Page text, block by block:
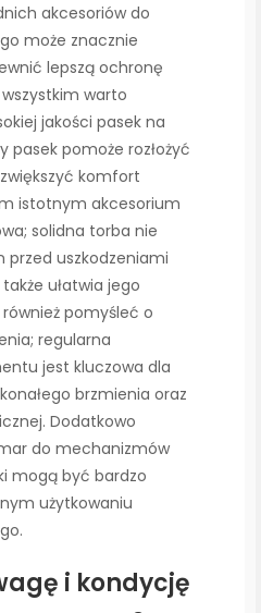
akcesoriów do
może znacznie
lepszą ochronę
warto
jakości pasek na
pasek pomoże rozłożyć
komfort
istotnym akcesorium
solidna torba nie
przed uszkodzeniami
ułatwia jego
pomyśleć o
regularna
jest kluczowa dla
brzmienia oraz
Dodatkowo
do mechanizmów
mogą być bardzo
użytkowaniu
i kondycję